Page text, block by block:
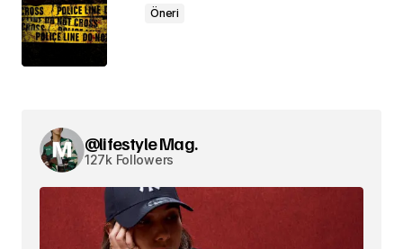
Öneri
@lifestyle Mag.
127k Followers